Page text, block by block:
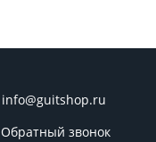
info@guitshop.ru
Обратный звонок